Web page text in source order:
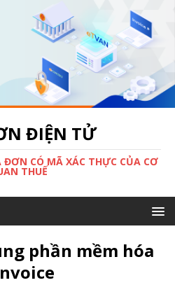
ĐIỆN TỬ
CÓ MÃ XÁC THỰC CỦA CƠ
THUẾ
phần mềm hóa